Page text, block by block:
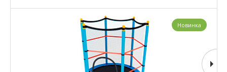
Новинка